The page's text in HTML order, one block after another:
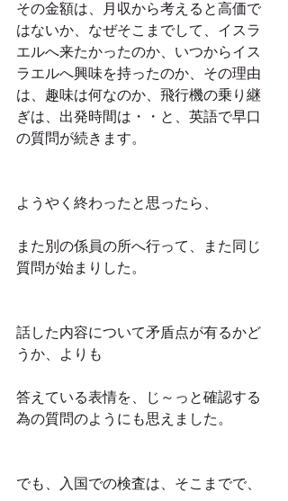
その金額は、月収から考えると高価で
はないか、なぜそこまでして、イスラ
エルへ来たかったのか、いつからイス
ラエルへ興味を持ったのか、その理由
は、趣味は何なのか、飛行機の乗り継
ぎは、出発時間は・・と、英語で早口
の質問が続きます。
ようやく終わったと思ったら、
また別の係員の所へ行って、また同じ
質問が始まりした。
話した内容について矛盾点が有るかど
うか、よりも
答えている表情を、じ～っと確認する
為の質問のようにも思えました。
でも、入国での検査は、そこまでで、